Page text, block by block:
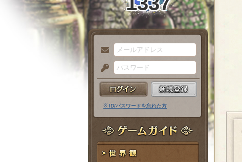
メ
ー
ル
ア
ド
レ
ス
パ
ス
ー
ド
※ ID/パスワードを忘れた方
ゲームガイド